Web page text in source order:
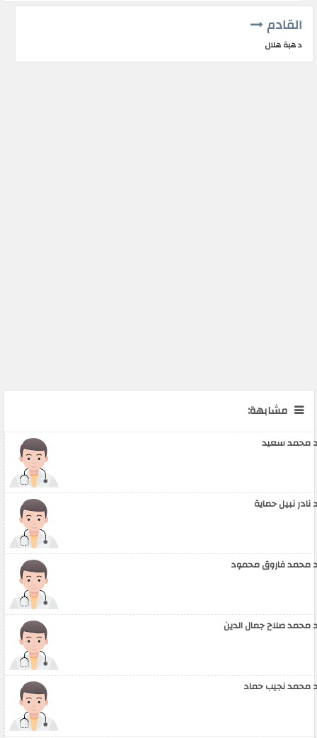
القادم
د هبة هلال
مشابهة:
محمد سعيد
نادر نبيل حماية
محمد فاروق محمود
محمد صلاح جمال الدين
محمد نجيب حماد